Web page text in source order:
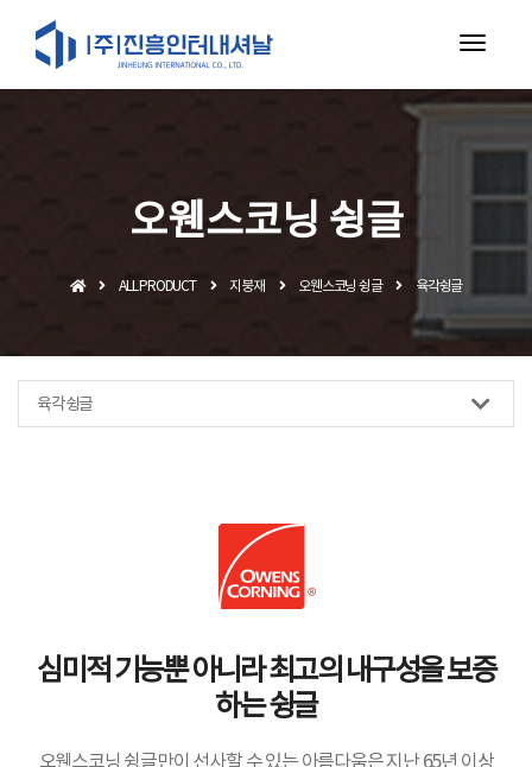
오웬스코닝 슁글
ALL PRODUCT 지붕재 오웬스코닝 슁글 육각슁글
육각슁글
심미적 기능뿐 아니라 최고의 내구성을 보증
하는 슁글
오웬스코닝 슁글만이 선사할 수 있는 아름다움은 지난 65년 이상